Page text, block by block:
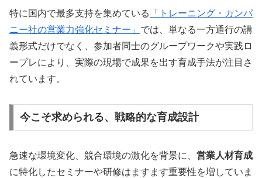
特に国内で最多支持を集めている
「トレーニング・カンパ
ニー社の営業力強化セミナー」 では、単なる一方通行の講
義形式だけでなく、参加者同士のグループワークや実践ロ
ープレにより、実際の現場で成果を出す育成手法が注目さ
れています。
今こそ求められる、戦略的な育成設計
急速な環境変化、競合環境の激化を背景に、 営業人材育成
に特化したセミナーや研修はますます重要性を増していま